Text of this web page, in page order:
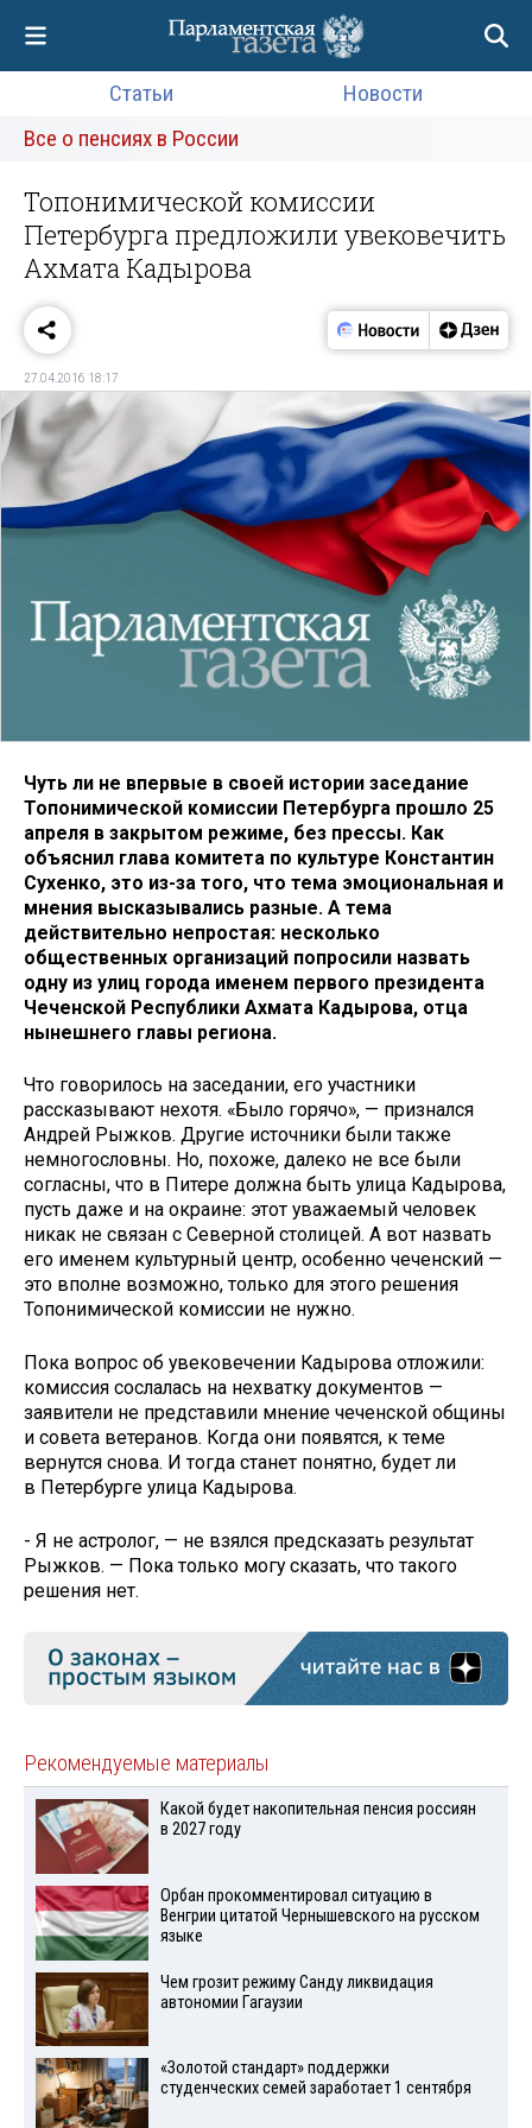
Статьи
Новости
Все о пенсиях в России
Топонимической комиссии
Петербурга предложили увековечить
Ахмата Кадырова
27.04.2016 18:17
Чуть ли не впервые в своей истории заседание
Топонимической комиссии Петербурга прошло 25
апреля в закрытом режиме, без прессы. Как
объяснил глава комитета по культуре Константин
Сухенко, это из-за того, что тема эмоциональная и
мнения высказывались разные. А тема
действительно непростая: несколько
общественных организаций попросили назвать
одну из улиц города именем первого президента
Чеченской Республики Ахмата Кадырова, отца
нынешнего главы региона.
Что говорилось на заседании, его участники
рассказывают нехотя. «Было горячо», — признался
Андрей Рыжков. Другие источники были также
немногословны. Но, похоже, далеко не все были
согласны, что в Питере должна быть улица Кадырова,
пусть даже и на окраине: этот уважаемый человек
никак не связан с Северной столицей. А вот назвать
его именем культурный центр, особенно чеченский —
это вполне возможно, только для этого решения
Топонимической комиссии не нужно.
Пока вопрос об увековечении Кадырова отложили:
комиссия сослалась на нехватку документов —
заявители не представили мнение чеченской общины
и совета ветеранов. Когда они появятся, к теме
вернутся снова. И тогда станет понятно, будет ли
в Петербурге улица Кадырова.
- Я не астролог, — не взялся предсказать результат
Рыжков. — Пока только могу сказать, что такого
решения нет.
Рекомендуемые материалы
Какой будет накопительная пенсия россиян
в 2027 году
Орбан прокомментировал ситуацию в
Венгрии цитатой Чернышевского на русском
языке
Чем грозит режиму Санду ликвидация
автономии Гагаузии
«Золотой стандарт» поддержки
студенческих семей заработает 1 сентября